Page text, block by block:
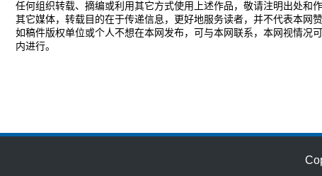
任何组织转载、摘编或利用其它方式使用上述作品，敬请注明出处和
其它媒体，转载目的在于传递信息，更好地服务读者，并不代表本网
如稿件版权单位或个人不想在本网发布，可与本网联系，本网视情况
内进行。